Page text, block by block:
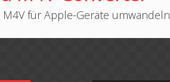
M4V für Apple-Geräte umwandeln